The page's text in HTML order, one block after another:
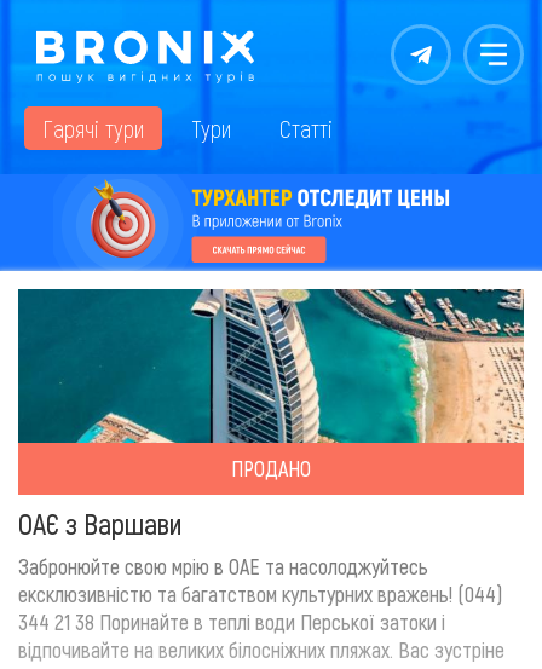
Контакты Меню
Гарячі тури Тури Статті
ПРОДАНО
ОАЄ з Варшави
Забронюйте свою мрію в ОАЕ та насолоджуйтесь
ексклюзивністю та багатством культурних вражень! (044)
344 21 38 Поринайте в теплі води Перської затоки і
відпочивайте на великих білосніжних пляжах. Вас зустріне